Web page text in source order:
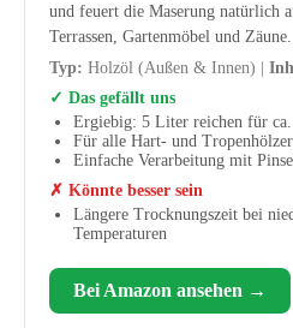
und feuert die Maserung natürlich
Terrassen, Gartenmöbel und Zäune.
Typ: Holzöl (Außen & Innen) |
✓ Das gefällt uns
Ergiebig: 5 Liter reichen für ca.
Für alle Hart- und
Einfache Verarbeitung mit
✗ Könnte besser sein
Längere Trocknungszeit bei
Temperaturen
Bei Amazon ansehen →